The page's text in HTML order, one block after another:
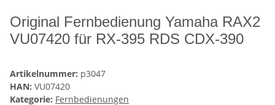
Original Fernbedienung Yamaha RAX2
VU07420 für RX-395 RDS CDX-390
Artikelnummer: p3047
HAN: VU07420
Kategorie: Fernbedienungen